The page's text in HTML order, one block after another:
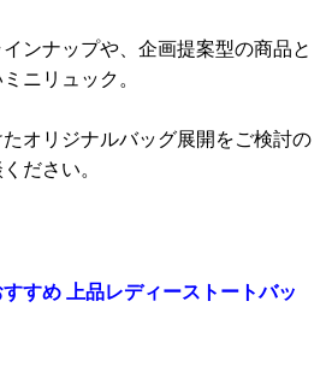
ンナップや、企画提案型の商品と
ニリュック。
オリジナルバッグ展開をご検討の
ださい。
すめ 上品レディーストートバッ